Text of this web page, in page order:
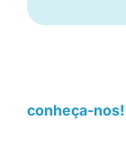
conheça-nos!